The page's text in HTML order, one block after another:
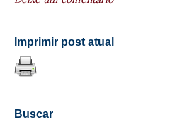
Imprimir post atual
Buscar